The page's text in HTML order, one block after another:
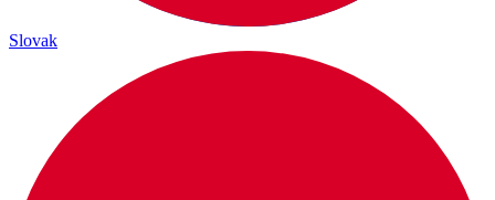
Slovak